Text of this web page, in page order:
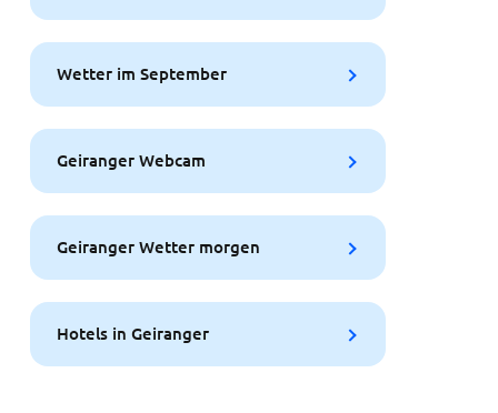
Wetter im September
Geiranger Webcam
Geiranger Wetter morgen
Hotels in Geiranger